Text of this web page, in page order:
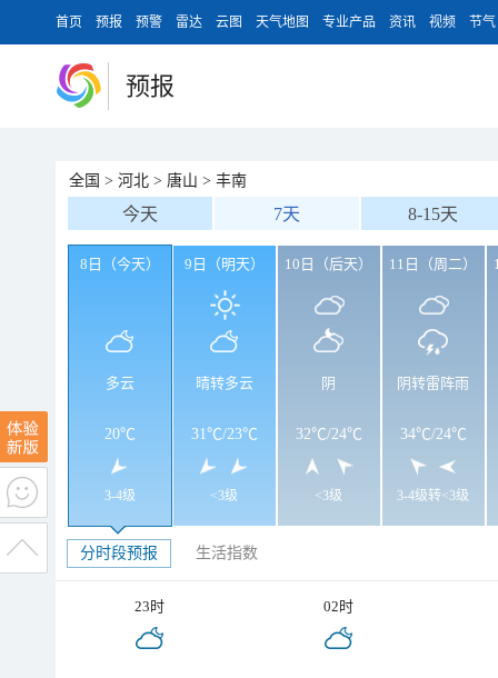
首页 预报 预警 雷达 云图 天气地图 专业产品 资讯 视频 节气
预报
全国 > 河北 > 唐山 > 丰南
今天 7天 8-15天
8日（今天）
多云
20℃
3-4级
9日（明天）
晴转多云
31℃/23℃
<3级
10日（后天）
阴
32℃/24℃
<3级
11日（周二）
阴转雷阵雨
34℃/24℃
3-4级转<3级
分时段预报 生活指数
23时 02时